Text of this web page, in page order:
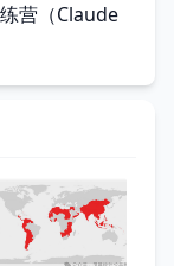
营（Claude